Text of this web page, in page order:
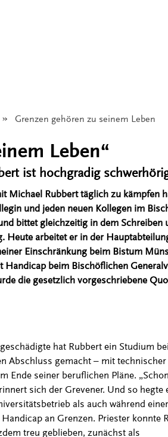
Angezeigt:
Grenzen gehören zu seinem Leben
Leben“
ist hochgradig
Michael Rubbert täglich zu kämpfen
und jeden neuen Kollegen im
bittet gleichzeitig in dem Schreiben
Heute arbeitet er in der
Einschränkung beim Bistum
beim Bischöflichen
die gesetzlich vorgeschriebene
hat Rubbert ein Studium
Abschluss gemacht – mit
Ende seiner beruflichen Pläne.
sich der Grevener. Und so hegte
als auch während einer
an Grenzen. Priester konnte
treu geblieben, zunächst als